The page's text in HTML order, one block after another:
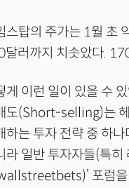
스탑의 주가는 1월 초
달러까지 치솟았다.
게 이런 일이 있을 수
도(Short-selling)는 헤
하는 투자 전략 중 하
라 일반 투자자들(특히
포럼을